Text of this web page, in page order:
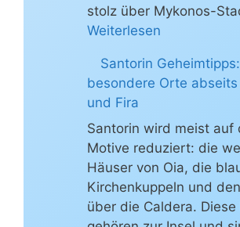
stolz über Mykonos-
Weiterlesen
Santorin
besondere Orte abseits
und Fira
Santorin wird meist auf
Motive reduziert: die
Häuser von Oia, die
Kirchenkuppeln und
über die Caldera. Diese